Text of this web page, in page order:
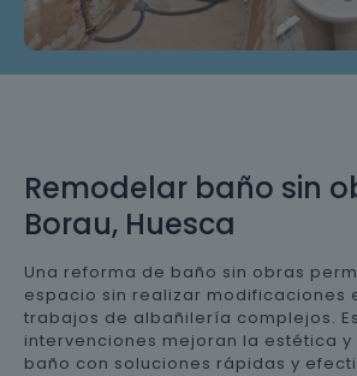
Remodelar baño sin
Borau, Huesca
Una reforma de baño sin obras
espacio sin realizar modificaciones
trabajos de albañilería complejos.
intervenciones mejoran la estética
baño con soluciones rápidas y